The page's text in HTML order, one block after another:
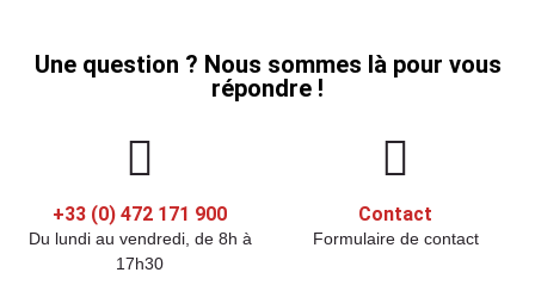
Une question ? Nous sommes là pour vous
répondre !
+33 (0) 472 171 900
Du lundi au vendredi, de 8h à
17h30
Contact
Formulaire de contact